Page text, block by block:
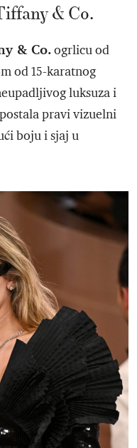
& Co.
& Co.ogrlicu od
od 15-karatnog
luksuza i
pravi vizuelni
boju i sjaj u